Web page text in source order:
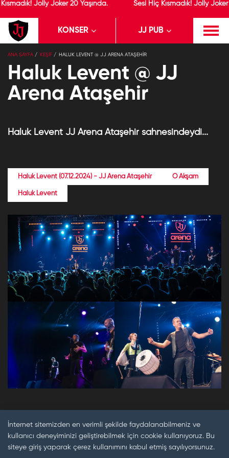
İnternet sitemizden en verimli şekilde faydalanabilmeniz ve
kullanıcı deneyiminizi geliştirebilmek için cookie kullanıyoruz. Bu
siteye giriş yaparak çerez kullanımını kabul etmiş sayılıyorsunuz.
Jolly Joker 20 Yaşında. Sesi Hiç Kısmadık! Jolly
KONSER JJ PUB
ANA SAYFA KEŞİF HALUK LEVENT @ JJ ARENA ATAŞEHIR
Haluk Levent @ JJ
Arena Ataşehir
Haluk Levent JJ Arena Ataşehir sahnesindeydi...
Haluk Levent (07.12.2024) - JJ Arena Ataşehir O Akşam
Haluk Levent
Jolly Joker
Jolly Joker
Ücretsiz - Google Play